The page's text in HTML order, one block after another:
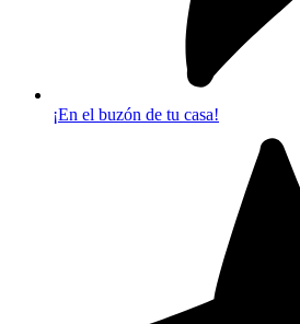
¡En el buzón de tu casa!